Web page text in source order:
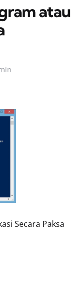
atau
Secara Paksa